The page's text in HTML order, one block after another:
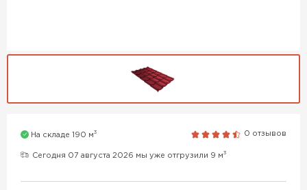
На складе 190 м3 0 отзывов
Сегодня 07 августа 2026 мы уже отгрузили 9 м3